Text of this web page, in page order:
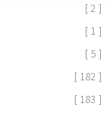
[ 2 ]
[ 1 ]
[ 5 ]
[ 182 ]
[ 183 ]